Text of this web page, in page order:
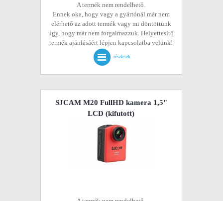
A termék nem rendelhető.
Ennek oka, hogy vagy a gyártónál már nem
elérhető az adott termék vagy mi döntöttünk
úgy, hogy már nem forgalmazzuk. Helyettesítő
termék ajánlásáért lépjen kapcsolatba velünk!
részletek
SJCAM M20 FullHD kamera 1,5"
LCD (kifutott)